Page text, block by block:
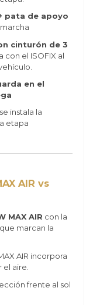
pata de apoyo
cinturón de 3
con el ISOFIX al
en el
AIR vs
MAX AIR con la
marcan la
AIR incorpora
el aire.
frente al sol